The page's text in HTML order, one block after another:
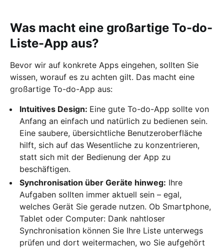
Was macht eine großartige To-do-
Liste-App aus?
Bevor wir auf konkrete Apps eingehen, sollten Sie
wissen, worauf es zu achten gilt. Das macht eine
großartige To-do-App aus:
Intuitives Design: Eine gute To-do-App sollte von
Anfang an einfach und natürlich zu bedienen sein.
Eine saubere, übersichtliche Benutzeroberfläche
hilft, sich auf das Wesentliche zu konzentrieren,
statt sich mit der Bedienung der App zu
beschäftigen.
Synchronisation über Geräte hinweg: Ihre
Aufgaben sollten immer aktuell sein – egal,
welches Gerät Sie gerade nutzen. Ob Smartphone,
Tablet oder Computer: Dank nahtloser
Synchronisation können Sie Ihre Liste unterwegs
prüfen und dort weitermachen, wo Sie aufgehört